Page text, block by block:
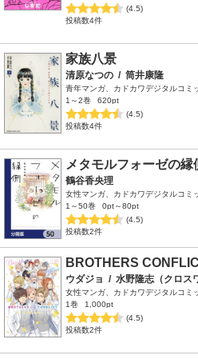
(4.5)
投稿数4件
家族八景
清原なつの / 筒井康隆
青年マンガ、カドカワデジタルコミ
1～2巻
620pt
(4.5)
投稿数4件
メタモルフォーゼの縁
鶴谷香央理
女性マンガ、カドカワデジタルコミ
1～50巻
0pt～80pt
(4.5)
投稿数2件
BROTHERS
ウダジョ / 水野隆志（クロス
女性マンガ、カドカワデジタルコミ
1巻
1,000pt
(4.5)
投稿数2件